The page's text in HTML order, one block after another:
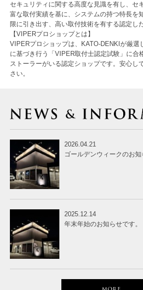
セキュリティに関する高度な見識を有し、セ
富な取付実績を基に、システムの持つ特長を
限に引き出す、高い取付技術を有する認定し
【VIPERプロショップとは】
VIPERプロショップは、KATO-DENKIが厳選
に基づき行う「VIPER取付士認定試験」に合
ストーラーがいる認定ショップです。安心し
さい。
2026.04.21
ゴールデンウィークのお知
2025.12.14
年末年始のお知らせです。